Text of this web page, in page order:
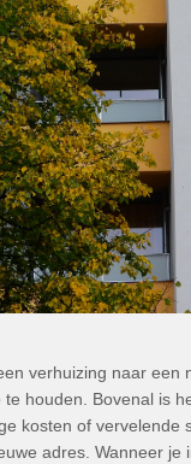
verhuizing naar
houden. Bovenal is
kosten of
adres. Wanneer